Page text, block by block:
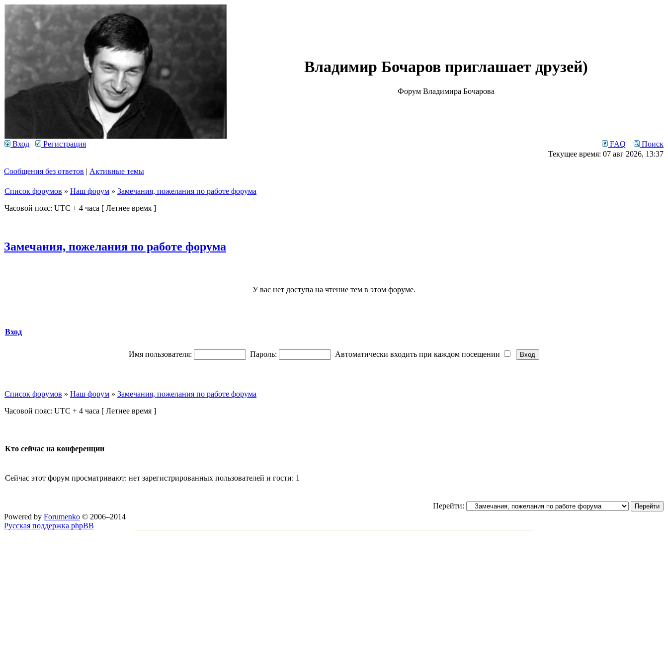
Владимир Бочаров приглашает друзей)
Форум Владимира Бочарова
Вход Регистрация FAQ
Поиск
Текущее время: 07 авг 2026, 13:37
Сообщения без ответов | Активные темы
Список форумов » Наш форум » Замечания, пожелания по работе форума
Часовой пояс: UTC + 4 часа [ Летнее время ]
Замечания, пожелания по работе форума
У вас нет доступа на чтение тем в этом форуме.
Вход
Имя пользователя: Пароль: Автоматически входить при каждом посещении
Список форумов » Наш форум » Замечания, пожелания по работе форума
Часовой пояс: UTC + 4 часа [ Летнее время ]
Кто сейчас на конференции
Сейчас этот форум просматривают: нет зарегистрированных пользователей и гости: 1
Перейти:
Powered by Forumenko © 2006–2014
Русская поддержка phpBB